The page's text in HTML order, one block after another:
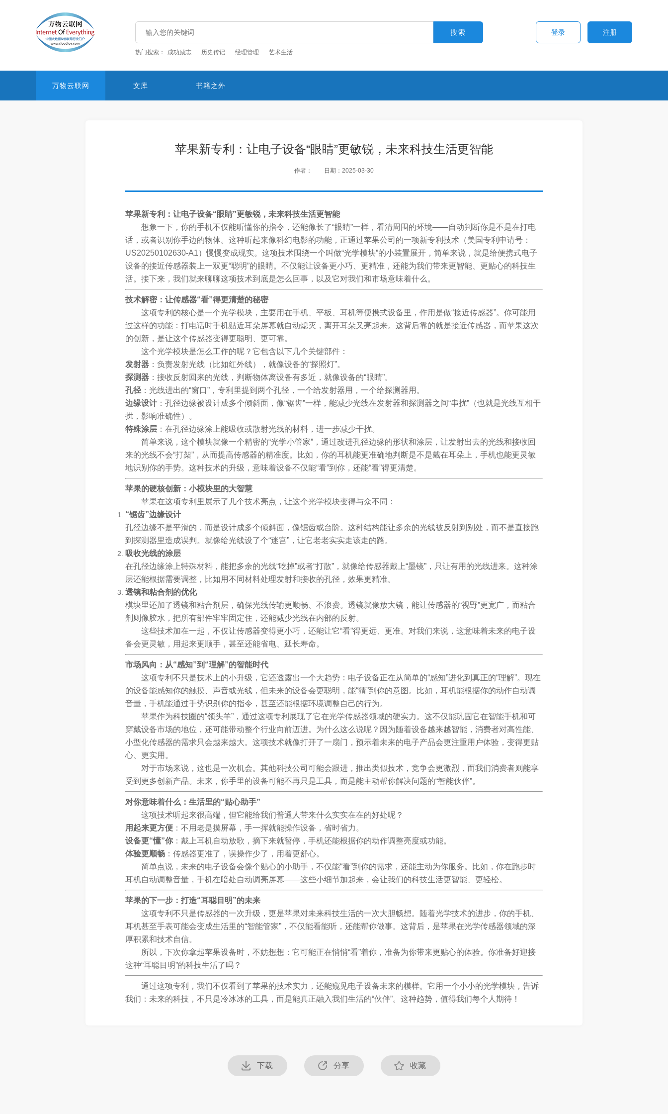
热门搜索： 成功励志 历史传记 经理管理 艺术生活
登录 注册
万物云联网 文库 书籍之外
苹果新专利：让电子设备“眼睛”更敏锐，未来科技生活更智能
作者： 日期：2025-03-30
苹果新专利：让电子设备“眼睛”更敏锐，未来科技生活更智能
想象一下，你的手机不仅能听懂你的指令，还能像长了“眼睛”一样，看清周围的环境——自动判断你是不是在打电
话，或者识别你手边的物体。这种听起来像科幻电影的功能，正通过苹果公司的一项新专利技术（美国专利申请号：
US20250102630-A1）慢慢变成现实。这项技术围绕一个叫做“光学模块”的小装置展开，简单来说，就是给便携式电子
设备的接近传感器装上一双更“聪明”的眼睛。不仅能让设备更小巧、更精准，还能为我们带来更智能、更贴心的科技生
活。接下来，我们就来聊聊这项技术到底是怎么回事，以及它对我们和市场意味着什么。
技术解密：让传感器“看”得更清楚的秘密
这项专利的核心是一个光学模块，主要用在手机、平板、耳机等便携式设备里，作用是做“接近传感器”。你可能用
过这样的功能：打电话时手机贴近耳朵屏幕就自动熄灭，离开耳朵又亮起来。这背后靠的就是接近传感器，而苹果这次
的创新，是让这个传感器变得更聪明、更可靠。
这个光学模块是怎么工作的呢？它包含以下几个关键部件：
发射器 ：负责发射光线（比如红外线），就像设备的“探照灯”。
探测器 ：接收反射回来的光线，判断物体离设备有多近，就像设备的“眼睛”。
孔径 ：光线进出的“窗口”，专利里提到两个孔径，一个给发射器用，一个给探测器用。
边缘设计 ：孔径边缘被设计成多个倾斜面，像“锯齿”一样，能减少光线在发射器和探测器之间“串扰”（也就是光线互相干
扰，影响准确性）。
特殊涂层 ：在孔径边缘涂上能吸收或散射光线的材料，进一步减少干扰。
简单来说，这个模块就像一个精密的“光学小管家”，通过改进孔径边缘的形状和涂层，让发射出去的光线和接收回
来的光线不会“打架”，从而提高传感器的精准度。比如，你的耳机能更准确地判断是不是戴在耳朵上，手机也能更灵敏
地识别你的手势。这种技术的升级，意味着设备不仅能“看”到你，还能“看”得更清楚。
苹果的硬核创新：小模块里的大智慧
苹果在这项专利里展示了几个技术亮点，让这个光学模块变得与众不同：
“锯齿”边缘设计
孔径边缘不是平滑的，而是设计成多个倾斜面，像锯齿或台阶。这种结构能让多余的光线被反射到别处，而不是直接跑
到探测器里造成误判。就像给光线设了个“迷宫”，让它老老实实走该走的路。
吸收光线的涂层
在孔径边缘涂上特殊材料，能把多余的光线“吃掉”或者“打散”，就像给传感器戴上“墨镜”，只让有用的光线进来。这种涂
层还能根据需要调整，比如用不同材料处理发射和接收的孔径，效果更精准。
透镜和粘合剂的优化
模块里还加了透镜和粘合剂层，确保光线传输更顺畅、不浪费。透镜就像放大镜，能让传感器的“视野”更宽广，而粘合
剂则像胶水，把所有部件牢牢固定住，还能减少光线在内部的反射。
这些技术加在一起，不仅让传感器变得更小巧，还能让它“看”得更远、更准。对我们来说，这意味着未来的电子设
备会更灵敏，用起来更顺手，甚至还能省电、延长寿命。
市场风向：从“感知”到“理解”的智能时代
这项专利不只是技术上的小升级，它还透露出一个大趋势：电子设备正在从简单的“感知”进化到真正的“理解”。现在
的设备能感知你的触摸、声音或光线，但未来的设备会更聪明，能“猜”到你的意图。比如，耳机能根据你的动作自动调
音量，手机能通过手势识别你的指令，甚至还能根据环境调整自己的行为。
苹果作为科技圈的“领头羊”，通过这项专利展现了它在光学传感器领域的硬实力。这不仅能巩固它在智能手机和可
穿戴设备市场的地位，还可能带动整个行业向前迈进。为什么这么说呢？因为随着设备越来越智能，消费者对高性能、
小型化传感器的需求只会越来越大。这项技术就像打开了一扇门，预示着未来的电子产品会更注重用户体验，变得更贴
心、更实用。
对于市场来说，这也是一次机会。其他科技公司可能会跟进，推出类似技术，竞争会更激烈，而我们消费者则能享
受到更多创新产品。未来，你手里的设备可能不再只是工具，而是能主动帮你解决问题的“智能伙伴”。
对你意味着什么：生活里的“贴心助手”
这项技术听起来很高端，但它能给我们普通人带来什么实实在在的好处呢？
用起来更方便 ：不用老是摸屏幕，手一挥就能操作设备，省时省力。
设备更“懂”你：戴上耳机自动放歌，摘下来就暂停，手机还能根据你的动作调整亮度或功能。
体验更顺畅 ：传感器更准了，误操作少了，用着更舒心。
简单点说，未来的电子设备会像个贴心的小助手，不仅能“看”到你的需求，还能主动为你服务。比如，你在跑步时
耳机自动调整音量，手机在暗处自动调亮屏幕——这些小细节加起来，会让我们的科技生活更智能、更轻松。
苹果的下一步：打造“耳聪目明”的未来
这项专利不只是传感器的一次升级，更是苹果对未来科技生活的一次大胆畅想。随着光学技术的进步，你的手机、
耳机甚至手表可能会变成生活里的“智能管家”，不仅能看能听，还能帮你做事。这背后，是苹果在光学传感器领域的深
厚积累和技术自信。
所以，下次你拿起苹果设备时，不妨想想：它可能正在悄悄“看”着你，准备为你带来更贴心的体验。你准备好迎接
这种“耳聪目明”的科技生活了吗？
通过这项专利，我们不仅看到了苹果的技术实力，还能窥见电子设备未来的模样。它用一个小小的光学模块，告诉
我们：未来的科技，不只是冷冰冰的工具，而是能真正融入我们生活的“伙伴”。这种趋势，值得我们每个人期待！
下载 分享 收藏